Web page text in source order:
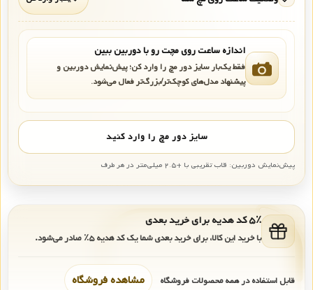
اندازه ساعت روی مچت رو با دوربین ببین
فقط یک‌بار سایز دور مچ را وارد کن؛ پیش‌نمایش دوربین و
پیشنهاد مدل‌های کوچک‌تر/بزرگ‌تر فعال می‌شود.
سایز دور مچ را وارد کنید
پیش‌نمایش دوربین: قاب تقریبی با +۲.۵ میلی‌متر در هر طرف
۵٪ کد هدیه برای خرید بعدی
با خرید این کالا، برای خرید بعدی شما یک کد هدیه۵٪ صادر می‌شود.
قابل استفاده در همه محصولات فروشگاه مشاهده فروشگاه